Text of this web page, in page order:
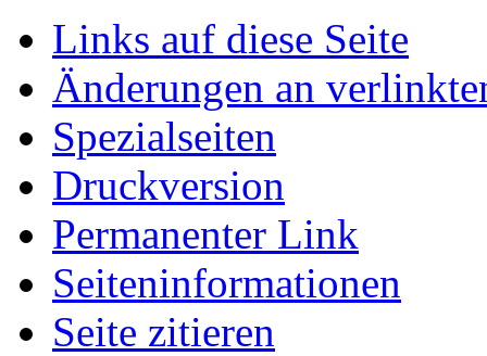
Links auf diese Seite
Änderungen an
Spezialseiten
Druckversion
Permanenter Link
Seiten­informationen
Seite zitieren